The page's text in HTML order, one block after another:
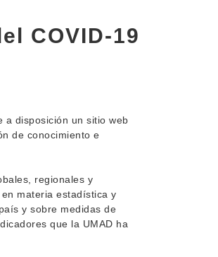
COVID-19
a disposición un sitio web
de conocimiento e
regionales y
materia estadística y
y sobre medidas de
que la UMAD ha